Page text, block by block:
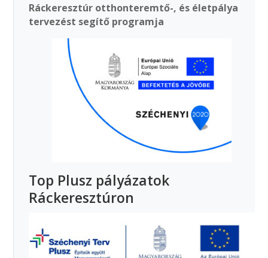
Ráckeresztúr otthonteremtő-, és életpálya
tervezést segítő programja
Top Plusz pályázatok
Ráckeresztúron